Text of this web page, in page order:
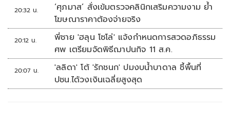
20:32 น.
‘ศุภมาส’ สั่งเข้มตรวจคลินิกเสริมความงาม ย้ำ
โฆษณาราคาต้องจ่ายจริง
20:12 น.
พี่ชาย 'ฮลุน โซโล่' แจ้งกำหนดการสวดอภิธรรม
ศพ เตรียมจัดพิธีฌาปนกิจ 11 ส.ค.
20:07 น.
'ลลิดา' โต้ 'รักชนก' ปมงบน้ำบาดาล ชี้พื้นที่
ปชน.ได้วงเงินเฉลี่ยสูงสุด